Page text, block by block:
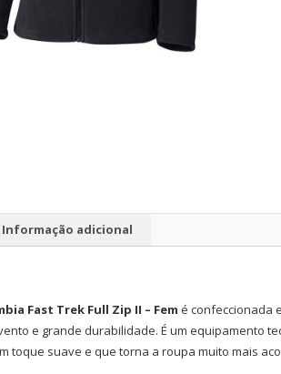
Informação adicional
Fast Trek Full Zip II – Fem é confeccionada
e grande durabilidade. É um equipamento
toque suave e que torna a roupa muito mais